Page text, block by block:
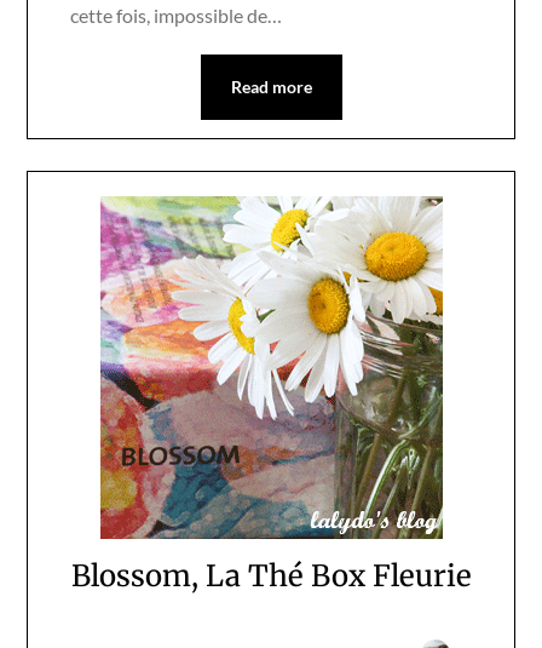
cette fois, impossible de…
Read more
Blossom, La Thé Box Fleurie